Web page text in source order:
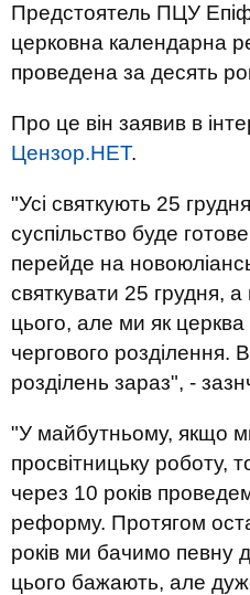
Предстоятель ПЦУ
церковна календарна
проведена за десять
Про це він заявив в
Цензор.НЕТ.
"Усі святкують 25
суспільство буде
перейде на
святкувати 25 грудня,
цього, але ми як
чергового розділення. В
розділень зараз", -
"У майбутньому, якщо
просвітницьку роботу,
через 10 років
реформу. Протягом
років ми бачимо певну
цього бажають, але